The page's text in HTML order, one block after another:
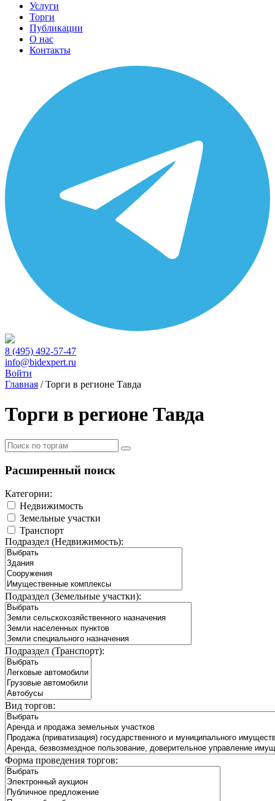
Услуги
Торги
Публикации
О нас
Контакты
8 (495) 492-57-47
info@bidexpert.ru
Войти
Главная /Торги в регионе Тавда
Торги в регионе Тавда
Расширенный поиск
Категории:
Недвижимость
Земельные участки
Транспорт
Подраздел (Недвижимость):
Подраздел (Земельные участки):
Подраздел (Транспорт):
Вид торгов:
Форма проведения торгов: